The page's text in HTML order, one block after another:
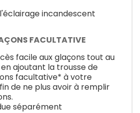
incandescent
FACULTATIVE
facile aux glaçons tout au
ajoutant la trousse de
facultative* à votre
de ne plus avoir à remplir
séparément